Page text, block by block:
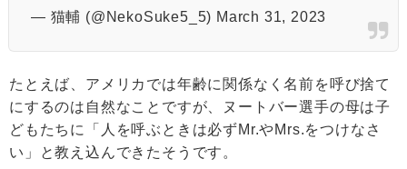
— 猫輔 (@NekoSuke5_5) March 31, 2023
たとえば、アメリカでは年齢に関係なく名前を呼び捨て
にするのは自然なことですが、ヌートバー選手の母は子
どもたちに「人を呼ぶときは必ずMr.やMrs.をつけなさ
い」と教え込んできたそうです。